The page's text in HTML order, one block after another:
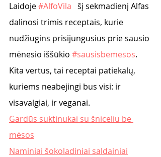
Laidoje #AlfoVila šį sekmadienį Alfas
dalinosi trimis receptais, kurie
nudžiugins prisijungusius prie sausio
mėnesio iššūkio #sausisbemesos.
Kita vertus, tai receptai patiekalų,
kuriems neabejingi bus visi: ir
visavalgiai, ir veganai.
Gardūs suktinukai su šniceliu be
mėsos
Naminiai šokoladiniai saldainiai